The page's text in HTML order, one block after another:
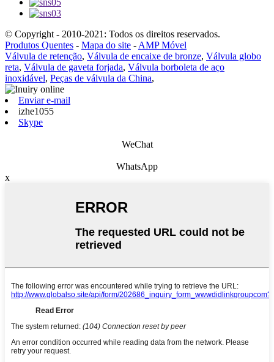
© Copyright - 2010-2021: Todos os direitos reservados.
Produtos Quentes - Mapa do site - AMP Móvel
Válvula de retenção, Válvula de encaixe de bronze, Válvula globo
reta, Válvula de gaveta forjada, Válvula borboleta de aço
inoxidável, Peças de válvula da China,
Enviar e-mail
izhe1055
Skype
WeChat
WhatsApp
x